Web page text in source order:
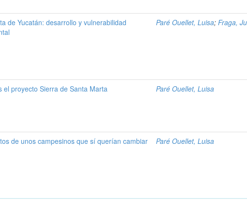
de Yucatán: desarrollo y vulnerabilidad
Paré Ouellet, Luisa;Fraga,
el proyecto Sierra de Santa Marta Paré Ouellet, Luisa
de unos campesinos que sí querían cambiar Paré Ouellet, Luisa